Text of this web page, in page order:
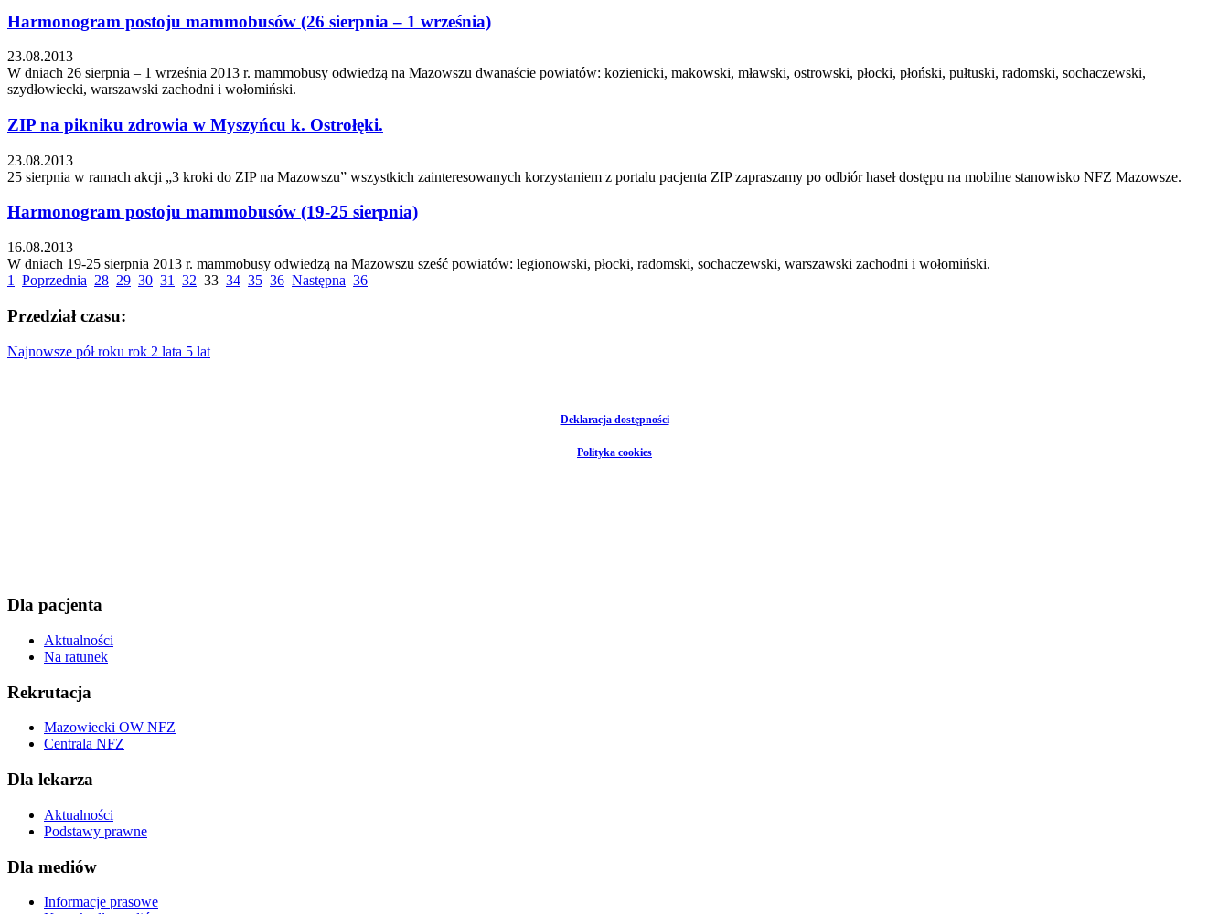
Harmonogram postoju mammobusów (26 sierpnia – 1 września)
23.08.2013
W dniach 26 sierpnia – 1 września 2013 r. mammobusy odwiedzą na Mazowszu dwanaście powiatów: kozienicki, makowski, mławski, ostrowski, płocki, płoński, pułtuski, radomski, sochaczewski,
szydłowiecki, warszawski zachodni i wołomiński.
ZIP na pikniku zdrowia w Myszyńcu k. Ostrołęki.
23.08.2013
25 sierpnia w ramach akcji „3 kroki do ZIP na Mazowszu” wszystkich zainteresowanych korzystaniem z portalu pacjenta ZIP zapraszamy po odbiór haseł dostępu na mobilne stanowisko NFZ Mazowsze.
Harmonogram postoju mammobusów (19-25 sierpnia)
16.08.2013
W dniach 19-25 sierpnia 2013 r. mammobusy odwiedzą na Mazowszu sześć powiatów: legionowski, płocki, radomski, sochaczewski, warszawski zachodni i wołomiński.
1
Poprzednia 28 29 30 31 32 33 34 35 36 Następna 36
Przedział czasu:
Najnowsze pół roku rok 2 lata 5 lat
Deklaracja dostępności
Polityka cookies
Dla pacjenta
Aktualności
Na ratunek
Rekrutacja
Mazowiecki OW NFZ
Centrala NFZ
Dla lekarza
Aktualności
Podstawy prawne
Dla mediów
Informacje prasowe